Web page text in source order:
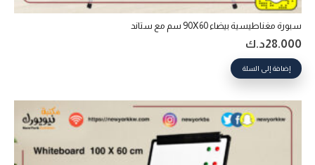
سبورة مغناطيسية بيضاء 90X60 سم مع ستاند
28.000د.ك
إضافة إلى السلة